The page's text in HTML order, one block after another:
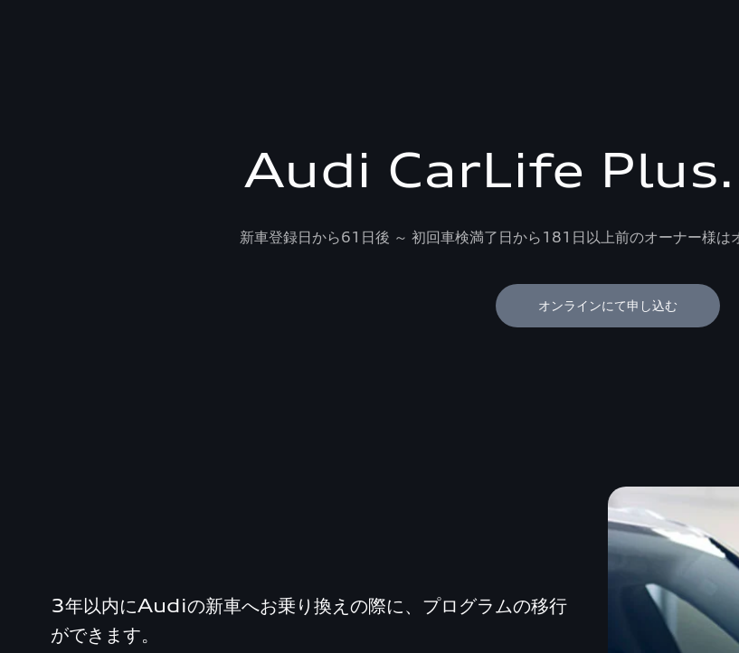
Audi CarLife Plus.
新車登録日から61日後 ～ 初回車検満了日から181日以上前のオーナー様は
オンラインにて申し込む
3年以内にAudiの新車へお乗り換えの際に、プログラムの移行
ができます。